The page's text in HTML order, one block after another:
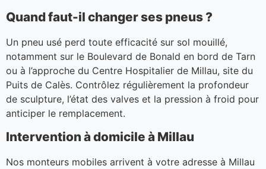
Quand faut-il changer ses pneus ?
Un pneu usé perd toute efficacité sur sol mouillé,
notamment sur le Boulevard de Bonald en bord de Tarn
ou à l’approche du Centre Hospitalier de Millau, site du
Puits de Calès. Contrôlez régulièrement la profondeur
de sculpture, l’état des valves et la pression à froid pour
anticiper le remplacement.
Intervention à domicile à Millau
Nos monteurs mobiles arrivent à votre adresse à Millau